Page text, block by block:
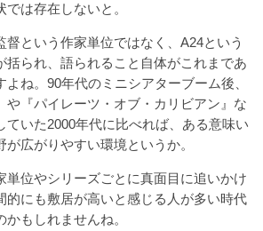
は存在しないと。
督という作家単位ではなく、A24という
括られ、語られること自体がこれまであ
よね。90年代のミニシアターブーム後、
や『パイレーツ・オブ・カリビアン』な
ていた2000年代に比べれば、ある意味い
が広がりやすい環境というか。
位やシリーズごとに真面目に追いかけ
的にも敷居が高いと感じる人が多い時代
もしれませんね。